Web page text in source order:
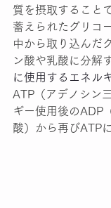
質を摂取すること
蓄えられたグリコ
中から取り込んだ
ン酸や乳酸に分解
に使用するエネル
ATP（アデノシン
ギー使用後のADP
酸）から再びATP